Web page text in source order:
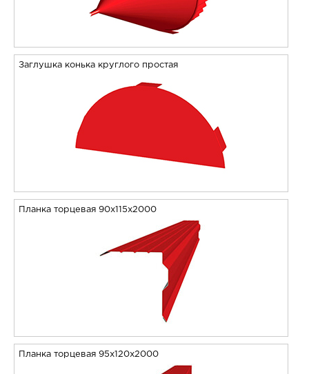
Заглушка конька круглого простая
Планка торцевая 90х115х2000
Планка торцевая 95х120х2000